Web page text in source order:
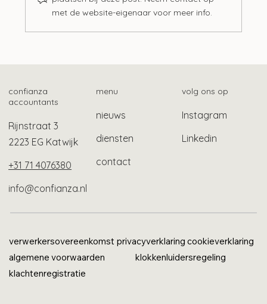
Hogere korting mrb emissievrije auto’s
met de website-eigenaar voor meer info.
confianza
accountants
Rijnstraat 3
2223 EG Katwijk
+31 71 4076380
info@confianza.nl
menu
nieuws
diensten
contact
volg ons op
Instagram
Linkedin
verwerkersovereenkomst privacyverklaring cookieverklaring
algemene voorwaarden
klokkenluidersregeling
klachtenregistratie